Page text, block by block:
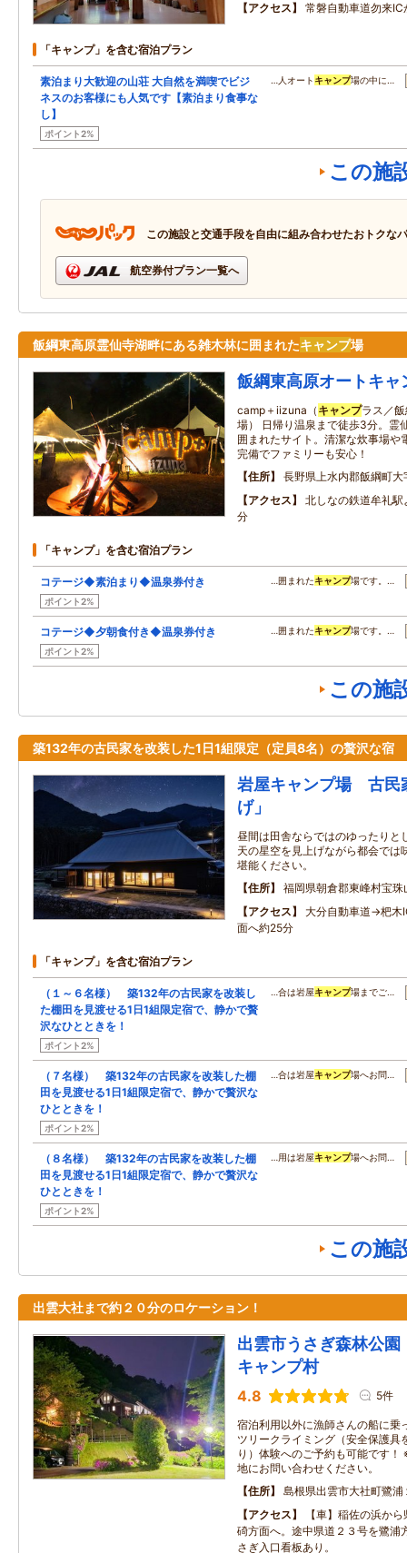
アクセス
常磐自動車道勿来IC
「キャンプ」を含む宿泊プラン
素泊まり大歓迎の山荘 大自然を満喫でビジ
ネスのお客様にも人気です【素泊まり食事な
し】
ポイント2%
…人オート キャンプ場の中に…
この施
この施設と交通手段を自由に組み合わせたおトクな
航空券付プラン一覧へ
飯綱東高原霊仙寺湖畔にある雑木林に囲まれたキャンプ場
飯綱東高原オートキャ
camp＋iizuna（ キャンプラス／
場） 日帰り温泉まで徒歩3分。霊
囲まれたサイト。清潔な炊事場や
完備でファミリーも安心！
住所
長野県上水内郡飯綱町大
アクセス
北しなの鉄道牟礼
分
「キャンプ」を含む宿泊プラン
コテージ◆素泊まり◆温泉券付き
ポイント2%
…囲まれたキャンプ場です。…
コテージ◆夕朝食付き◆温泉券付き
ポイント2%
…囲まれたキャンプ場です。…
この施
築132年の古民家を改装した1日1組限定（定員8名）の贅沢な宿
岩屋キャンプ場 古民
げ」
昼間は田舎ならではのゆったりと
天の星空を見上げながら都会では
堪能ください。
住所
福岡県朝倉郡東峰村宝
アクセス
大分自動車道→杷木
面へ約25分
「キャンプ」を含む宿泊プラン
（１～６名様） 築132年の古民家を改装し
た棚田を見渡せる1日1組限定宿で、静かで贅
沢なひとときを！
ポイント2%
…合は岩屋キャンプ場までご…
（７名様） 築132年の古民家を改装した棚
田を見渡せる1日1組限定宿で、静かで贅沢な
ひとときを！
ポイント2%
…合は岩屋キャンプ場へお問…
（８名様） 築132年の古民家を改装した棚
田を見渡せる1日1組限定宿で、静かで贅沢な
ひとときを！
ポイント2%
…用は岩屋キャンプ場へお問…
この施
出雲大社まで約２０分のロケーション！
出雲市うさぎ森林公
キャンプ村
4.8 5件
宿泊利用以外に漁師さんの船に乗
ツリークライミング（安全保護具
り）体験へのご予約も可能です
地にお問い合わせください。
住所
島根県出雲市大社町鷺
アクセス
【車】稲佐の浜か
碕方面へ。途中県道２３号を鷺浦
さぎ入口看板あり。